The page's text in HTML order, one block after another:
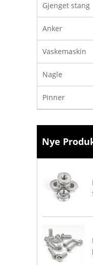
Gjenget stang
Anker
Vaskemaskin
Nagle
Pinner
Nye